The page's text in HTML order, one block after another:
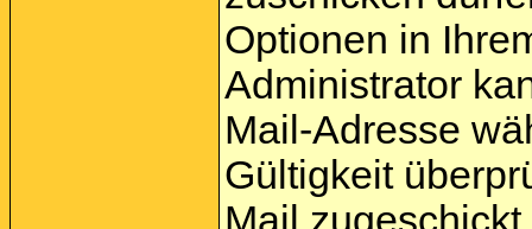
Optionen in
Administrator
Mail-Adresse
Gültigkeit
Mail